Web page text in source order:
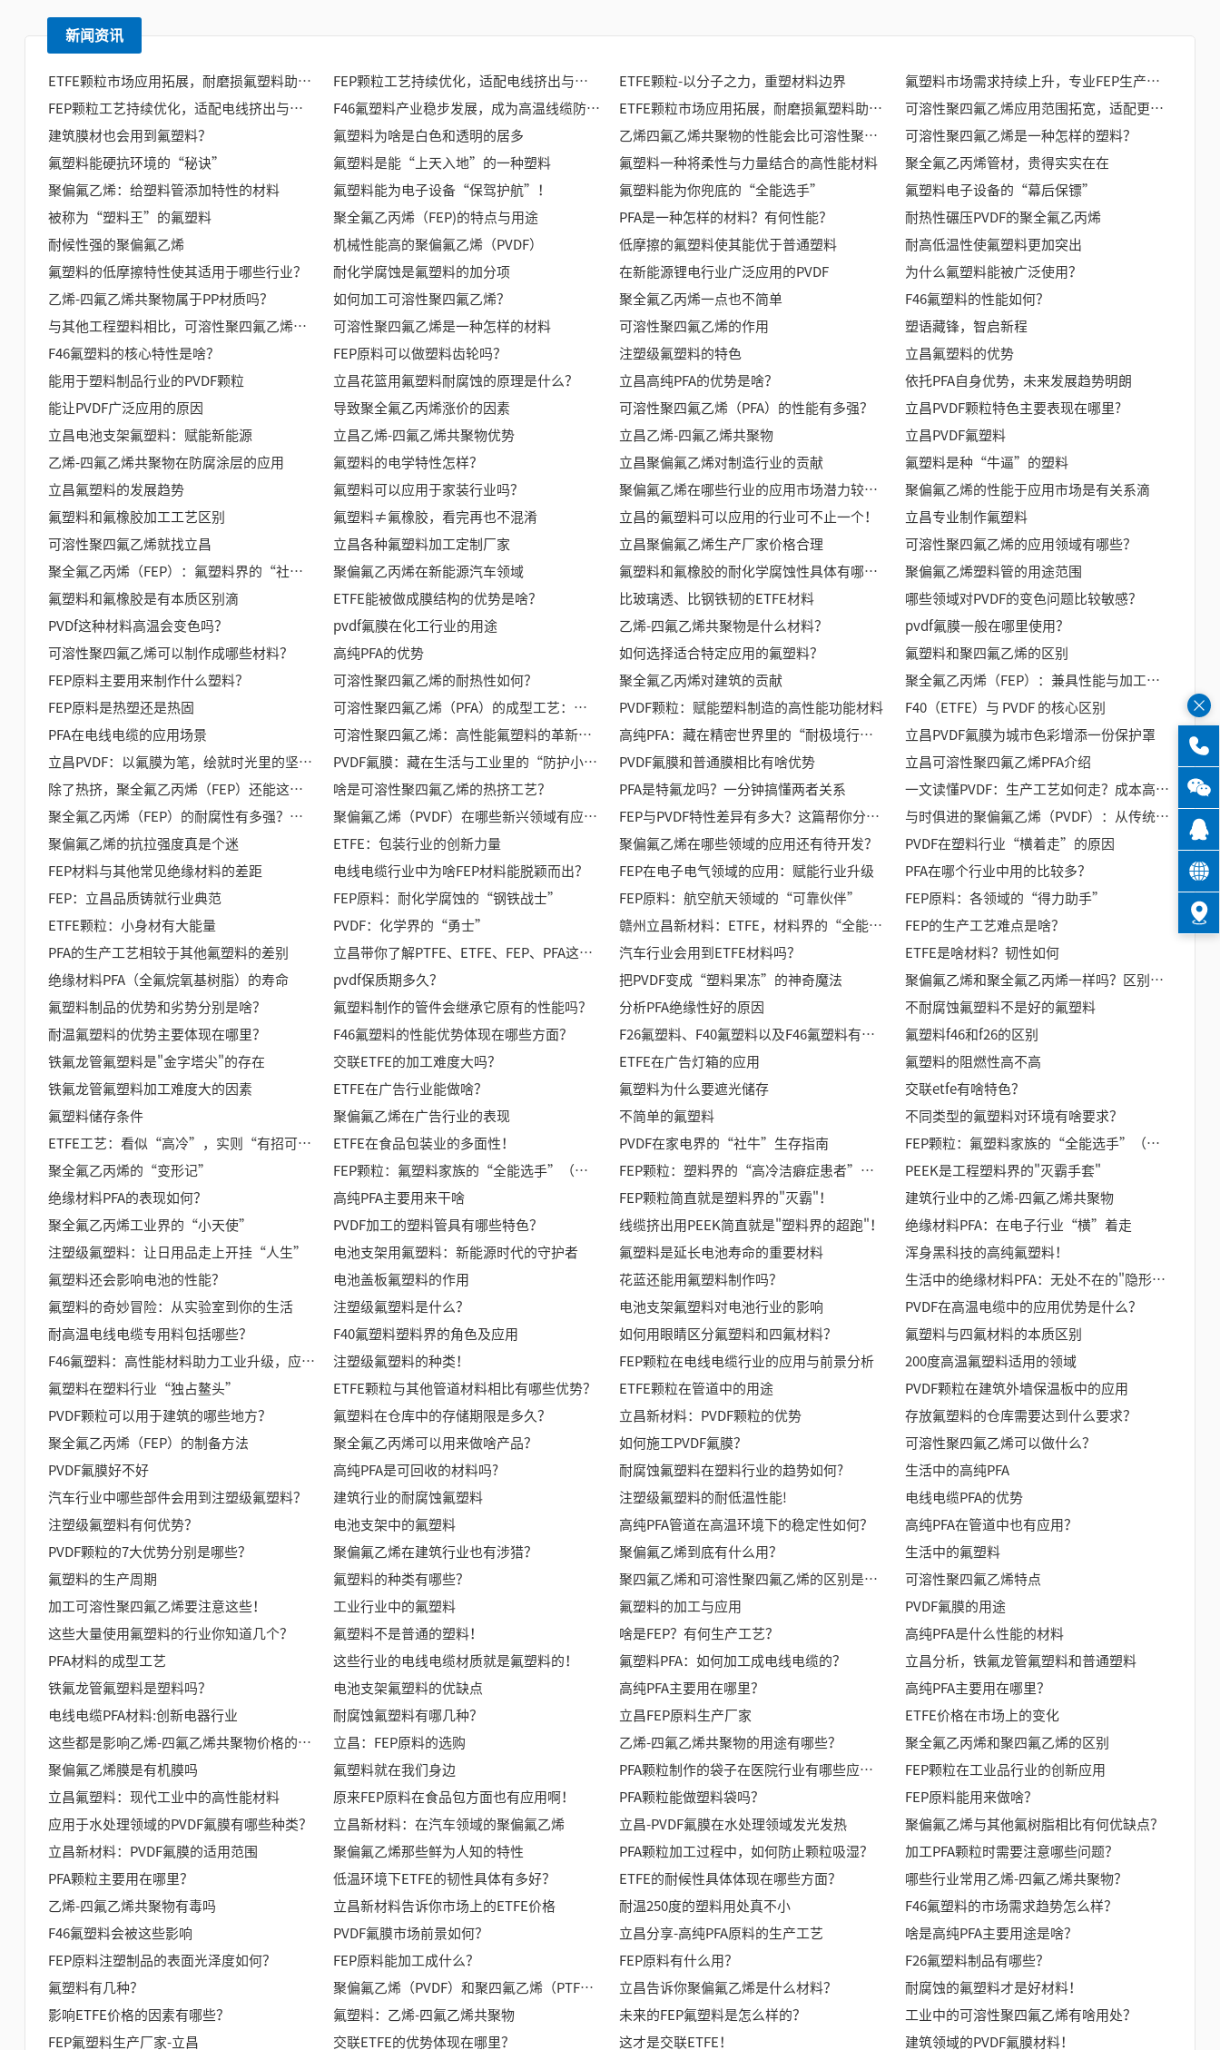
新闻资讯
ETFE颗粒市场应用拓展，耐磨损氟塑料助力线缆与膜结构产业发展 FEP颗粒工艺持续优化，适配电线挤出与精密注塑多元加工需求 ETFE颗粒-以分子之力，重塑材料边界
氟塑料市场需求持续上升，专业FEP生产厂家深耕线缆与化工材料赛道
FEP颗粒工艺持续优化，适配电线挤出与精密注塑多元加工需求
F46氟塑料产业稳步发展，成为高温线缆防腐制品主流原料之一 ETFE颗粒市场应用拓展，耐磨损氟塑料助力线缆与膜结构产业发展
可溶性聚四氟乙烯应用范围拓宽，适配更多制造场景
建筑膜材也会用到氟塑料？
氟塑料为啥是白色和透明的居多 乙烯四氟乙烯共聚物的性能会比可溶性聚四氟乙烯的好吗？
可溶性聚四氟乙烯是一种怎样的塑料？
氟塑料能硬抗环境的“秘诀”
氟塑料是能“上天入地”的一种塑料 氟塑料一种将柔性与力量结合的高性能材料
聚全氟乙丙烯管材，贵得实实在在
聚偏氟乙烯：给塑料管添加特性的材料
氟塑料能为电子设备“保驾护航”！ 氟塑料能为你兜底的“全能选手”
氟塑料电子设备的“幕后保镖”
被称为“塑料王”的氟塑料
聚全氟乙丙烯（FEP)的特点与用途 PFA是一种怎样的材料？有何性能？
耐热性碾压PVDF的聚全氟乙丙烯
耐候性强的聚偏氟乙烯
机械性能高的聚偏氟乙烯（PVDF） 低摩擦的氟塑料使其能优于普通塑料
耐高低温性使氟塑料更加突出
氟塑料的低摩擦特性使其适用于哪些行业？
耐化学腐蚀是氟塑料的加分项 在新能源锂电行业广泛应用的PVDF
为什么氟塑料能被广泛使用？
乙烯-四氟乙烯共聚物属于PP材质吗？
如何加工可溶性聚四氟乙烯？ 聚全氟乙丙烯一点也不简单
F46氟塑料的性能如何？
与其他工程塑料相比，可溶性聚四氟乙烯的成本优势体现在哪些方面？
可溶性聚四氟乙烯是一种怎样的材料 可溶性聚四氟乙烯的作用
塑语藏锋，智启新程
F46氟塑料的核心特性是啥？
FEP原料可以做塑料齿轮吗？ 注塑级氟塑料的特色
立昌氟塑料的优势
能用于塑料制品行业的PVDF颗粒
立昌花篮用氟塑料耐腐蚀的原理是什么？ 立昌高纯PFA的优势是啥？
依托PFA自身优势，未来发展趋势明朗
能让PVDF广泛应用的原因
导致聚全氟乙丙烯涨价的因素 可溶性聚四氟乙烯（PFA）的性能有多强？
立昌PVDF颗粒特色主要表现在哪里?
立昌电池支架氟塑料：赋能新能源
立昌乙烯-四氟乙烯共聚物优势 立昌乙烯-四氟乙烯共聚物
立昌PVDF氟塑料
乙烯-四氟乙烯共聚物在防腐涂层的应用
氟塑料的电学特性怎样？ 立昌聚偏氟乙烯对制造行业的贡献
氟塑料是种“牛逼”的塑料
立昌氟塑料的发展趋势
氟塑料可以应用于家装行业吗？ 聚偏氟乙烯在哪些行业的应用市场潜力较大？
聚偏氟乙烯的性能于应用市场是有关系滴
氟塑料和氟橡胶加工工艺区别
氟塑料≠氟橡胶，看完再也不混淆 立昌的氟塑料可以应用的行业可不止一个！
立昌专业制作氟塑料
可溶性聚四氟乙烯就找立昌
立昌各种氟塑料加工定制厂家 立昌聚偏氟乙烯生产厂家价格合理
可溶性聚四氟乙烯的应用领域有哪些？
聚全氟乙丙烯（FEP）：氟塑料界的“社牛选手”
聚偏氟乙丙烯在新能源汽车领域 氟塑料和氟橡胶的耐化学腐蚀性具体有哪些区别？
聚偏氟乙烯塑料管的用途范围
氟塑料和氟橡胶是有本质区别滴
ETFE能被做成膜结构的优势是啥？ 比玻璃透、比钢铁韧的ETFE材料
哪些领域对PVDF的变色问题比较敏感？
PVDf这种材料高温会变色吗？
pvdf氟膜在化工行业的用途 乙烯-四氟乙烯共聚物是什么材料？
pvdf氟膜一般在哪里使用？
可溶性聚四氟乙烯可以制作成哪些材料？
高纯PFA的优势 如何选择适合特定应用的氟塑料？
氟塑料和聚四氟乙烯的区别
FEP原料主要用来制作什么塑料？
可溶性聚四氟乙烯的耐热性如何？ 聚全氟乙丙烯对建筑的贡献
聚全氟乙丙烯（FEP）：兼具性能与加工灵活性的氟材料标杆​
FEP原料是热塑还是热固
可溶性聚四氟乙烯（PFA）的成型工艺：从材料特性到实际应用 PVDF颗粒：赋能塑料制造的高性能功能材料
F40（ETFE）与 PVDF 的核心区别
PFA在电线电缆的应用场景
可溶性聚四氟乙烯：高性能氟塑料的革新与应用 高纯PFA：藏在精密世界里的“耐极境行者”​
立昌PVDF氟膜为城市色彩增添一份保护罩
立昌PVDF：以氟膜为笔，绘就时光里的坚韧诗行​
PVDF氟膜：藏在生活与工业里的“防护小能手”，立昌让它更给力 PVDF氟膜和普通膜相比有啥优势
立昌可溶性聚四氟乙烯PFA介绍
除了热挤，聚全氟乙丙烯（FEP）还能这么造！3种主流制备方法解析​
啥是可溶性聚四氟乙烯的热挤工艺？ PFA是特氟龙吗？一分钟搞懂两者关系​
一文读懂PVDF：生产工艺如何走？成本高在哪？
聚全氟乙丙烯（FEP）的耐腐性有多强？这5点告诉你答案！​
聚偏氟乙烯（PVDF）在哪些新兴领域有应用？ FEP与PVDF特性差异有多大？这篇帮你分清“氟材两兄弟”！
与时俱进的聚偏氟乙烯（PVDF）：从传统领域到新兴赛道，它一直很“能打”！​
聚偏氟乙烯的抗拉强度真是个迷
ETFE：包装行业的创新力量​ 聚偏氟乙烯在哪些领域的应用还有待开发？
PVDF在塑料行业“横着走”的原因
FEP材料与其他常见绝缘材料的差距
电线电缆行业中为啥FEP材料能脱颖而出？ FEP在电子电气领域的应用：赋能行业升级​
PFA在哪个行业中用的比较多？
FEP：立昌品质铸就行业典范​
FEP原料：耐化学腐蚀的“钢铁战士” FEP原料：航空航天领域的“可靠伙伴”
FEP原料：各领域的“得力助手”
ETFE颗粒：小身材有大能量
PVDF：化学界的“勇士” 赣州立昌新材料：ETFE，材料界的“全能选手”
FEP的生产工艺难点是啥？
PFA的生产工艺相较于其他氟塑料的差别
立昌带你了解PTFE、ETFE、FEP、PFA这几种氟塑料 汽车行业会用到ETFE材料吗？
ETFE是啥材料？韧性如何
绝缘材料PFA（全氟烷氧基树脂）的寿命
pvdf保质期多久？ 把PVDF变成“塑料果冻”的神奇魔法
聚偏氟乙烯和聚全氟乙丙烯一样吗？区别在哪？
氟塑料制品的优势和劣势分别是啥？
氟塑料制作的管件会继承它原有的性能吗？ 分析PFA绝缘性好的原因
不耐腐蚀氟塑料不是好的氟塑料
耐温氟塑料的优势主要体现在哪里？
F46氟塑料的性能优势体现在哪些方面？ F26氟塑料、F40氟塑料以及F46氟塑料有啥区别？
氟塑料f46和f26的区别
铁氟龙管氟塑料是"金字塔尖"的存在
交联ETFE的加工难度大吗？ ETFE在广告灯箱的应用
氟塑料的阻燃性高不高
铁氟龙管氟塑料加工难度大的因素
ETFE在广告行业能做啥？ 氟塑料为什么要遮光储存
交联etfe有啥特色？
氟塑料储存条件
聚偏氟乙烯在广告行业的表现 不简单的氟塑料
不同类型的氟塑料对环境有啥要求？
ETFE工艺：看似“高冷”，实则“有招可循”的技术挑战
ETFE在食品包装业的多面性！ PVDF在家电界的“社牛”生存指南
FEP颗粒：氟塑料家族的“全能选手”（下）
聚全氟乙丙烯的“变形记”
FEP颗粒：氟塑料家族的“全能选手”（上） FEP颗粒：塑料界的“高冷洁癖症患者”与“硬核耍流氓选手”
PEEK是工程塑料界的"灭霸手套"
绝缘材料PFA的表现如何？
高纯PFA主要用来干啥 FEP颗粒简直就是塑料界的"灭霸"！
建筑行业中的乙烯-四氟乙烯共聚物
聚全氟乙丙烯工业界的“小天使”
PVDF加工的塑料管具有哪些特色？ 线缆挤出用PEEK简直就是"塑料界的超跑"！
绝缘材料PFA：在电子行业“横”着走
注塑级氟塑料：让日用品走上开挂“人生”
电池支架用氟塑料：新能源时代的守护者 氟塑料是延长电池寿命的重要材料
浑身黑科技的高纯氟塑料！
氟塑料还会影响电池的性能？
电池盖板氟塑料的作用 花蓝还能用氟塑料制作吗？
生活中的绝缘材料PFA：无处不在的"隐形守护者"
氟塑料的奇妙冒险：从实验室到你的生活
注塑级氟塑料是什么？ 电池支架氟塑料对电池行业的影响
PVDF在高温电缆中的应用优势是什么？
耐高温电线电缆专用料包括哪些？
F40氟塑料塑料界的角色及应用 如何用眼睛区分氟塑料和四氟材料？
氟塑料与四氟材料的本质区别
F46氟塑料：高性能材料助力工业升级，应用前景广阔
注塑级氟塑料的种类！ FEP颗粒在电线电缆行业的应用与前景分析
200度高温氟塑料适用的领域
氟塑料在塑料行业“独占鳌头”
ETFE颗粒与其他管道材料相比有哪些优势？ ETFE颗粒在管道中的用途
PVDF颗粒在建筑外墙保温板中的应用
PVDF颗粒可以用于建筑的哪些地方？
氟塑料在仓库中的存储期限是多久？ 立昌新材料：PVDF颗粒的优势
存放氟塑料的仓库需要达到什么要求？
聚全氟乙丙烯（FEP）的制备方法
聚全氟乙丙烯可以用来做啥产品？ 如何施工PVDF氟膜？
可溶性聚四氟乙烯可以做什么？
PVDF氟膜好不好
高纯PFA是可回收的材料吗? 耐腐蚀氟塑料在塑料行业的趋势如何?
生活中的高纯PFA
汽车行业中哪些部件会用到注塑级氟塑料？
建筑行业的耐腐蚀氟塑料 注塑级氟塑料的耐低温性能!
电线电缆PFA的优势
注塑级氟塑料有何优势？
电池支架中的氟塑料 高纯PFA管道在高温环境下的稳定性如何？
高纯PFA在管道中也有应用？
PVDF颗粒的7大优势分别是哪些？
聚偏氟乙烯在建筑行业也有涉猎？ 聚偏氟乙烯到底有什么用？
生活中的氟塑料
氟塑料的生产周期
氟塑料的种类有哪些？ 聚四氟乙烯和可溶性聚四氟乙烯的区别是什么？
可溶性聚四氟乙烯特点
加工可溶性聚四氟乙烯要注意这些！
工业行业中的氟塑料 氟塑料的加工与应用
PVDF氟膜的用途
这些大量使用氟塑料的行业你知道几个？
氟塑料不是普通的塑料！ 啥是FEP？有何生产工艺？
高纯PFA是什么性能的材料
PFA材料的成型工艺
这些行业的电线电缆材质就是氟塑料的！ 氟塑料PFA：如何加工成电线电缆的？
立昌分析，铁氟龙管氟塑料和普通塑料
铁氟龙管氟塑料是塑料吗？
电池支架氟塑料的优缺点 高纯PFA主要用在哪里？
高纯PFA主要用在哪里？
电线电缆PFA材料:创新电器行业
耐腐蚀氟塑料有哪几种？ 立昌FEP原料生产厂家
ETFE价格在市场上的变化
这些都是影响乙烯-四氟乙烯共聚物价格的因素！
立昌：FEP原料的选购 乙烯-四氟乙烯共聚物的用途有哪些？
聚全氟乙丙烯和聚四氟乙烯的区别
聚偏氟乙烯膜是有机膜吗
氟塑料就在我们身边 PFA颗粒制作的袋子在医院行业有哪些应用？
FEP颗粒在工业品行业的创新应用
立昌氟塑料：现代工业中的高性能材料
原来FEP原料在食品包方面也有应用啊！ PFA颗粒能做塑料袋吗？
FEP原料能用来做啥？
应用于水处理领域的PVDF氟膜有哪些种类？
立昌新材料：在汽车领域的聚偏氟乙烯 立昌-PVDF氟膜在水处理领域发光发热
聚偏氟乙烯与其他氟树脂相比有何优缺点？
立昌新材料：PVDF氟膜的适用范围
聚偏氟乙烯那些鲜为人知的特性 PFA颗粒加工过程中，如何防止颗粒吸湿？
加工PFA颗粒时需要注意哪些问题？
PFA颗粒主要用在哪里？
低温环境下ETFE的韧性具体有多好？ ETFE的耐候性具体体现在哪些方面？
哪些行业常用乙烯-四氟乙烯共聚物？
乙烯-四氟乙烯共聚物有毒吗
立昌新材料告诉你市场上的ETFE价格 耐温250度的塑料用处真不小
F46氟塑料的市场需求趋势怎么样？
F46氟塑料会被这些影响
PVDF氟膜市场前景如何？ 立昌分享-高纯PFA原料的生产工艺
啥是高纯PFA主要用途是啥？
FEP原料注塑制品的表面光泽度如何？
FEP原料能加工成什么？ FEP原料有什么用？
F26氟塑料制品有哪些？
氟塑料有几种？
聚偏氟乙烯（PVDF）和聚四氟乙烯（PTFE）的区别 立昌告诉你聚偏氟乙烯是什么材料？
耐腐蚀的氟塑料才是好材料！
影响ETFE价格的因素有哪些？
氟塑料：乙烯-四氟乙烯共聚物 未来的FEP氟塑料是怎么样的？
工业中的可溶性聚四氟乙烯有啥用处？
FEP氟塑料生产厂家-立昌
交联ETFE的优势体现在哪里？ 这才是交联ETFE！ 建筑领域的PVDF氟膜材料！